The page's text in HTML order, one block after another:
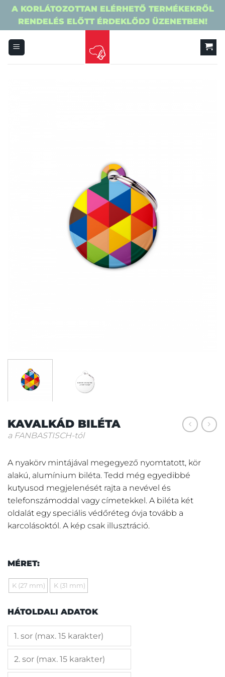
A KORLÁTOZOTTAN ELÉRHETŐ TERMÉKEKRŐL
RENDELÉS ELŐTT ÉRDEKLŐDJ ÜZENETBEN!
KAVALKÁD BILÉTA
a FANBASTISCH-tól
A nyakörv mintájával megegyező nyomtatott, kör
alakú, alumínium biléta. Tedd még egyedibbé
kutyusod megjelenését rajta a nevével és
telefonszámoddal vagy címetekkel. A biléta két
oldalát egy speciális védőréteg óvja tovább a
karcolásoktól. A kép csak illusztráció.
MÉRET:
K (27 mm) K (31 mm)
HÁTOLDALI ADATOK